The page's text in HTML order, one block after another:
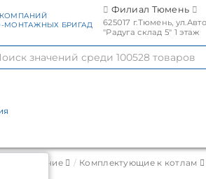
МОНТАЖНЫХ БРИГАД
Филиал Тюмень
625017 г.Тюмень,
"Радуга склад 5" 1 этаж
Комплектующие к котлам